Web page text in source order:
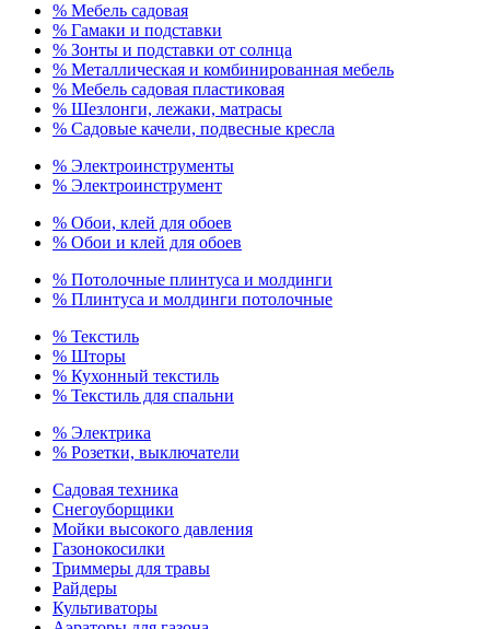
% Мебель садовая
% Гамаки и подставки
% Зонты и подставки от солнца
% Металлическая и комбинированная мебель
% Мебель садовая пластиковая
% Шезлонги, лежаки, матрасы
% Садовые качели, подвесные кресла
% Электроинструменты
% Электроинструмент
% Обои, клей для обоев
% Обои и клей для обоев
% Потолочные плинтуса и молдинги
% Плинтуса и молдинги потолочные
% Текстиль
% Шторы
% Кухонный текстиль
% Текстиль для спальни
% Электрика
% Розетки, выключатели
Садовая техника
Снегоуборщики
Мойки высокого давления
Газонокосилки
Триммеры для травы
Райдеры
Культиваторы